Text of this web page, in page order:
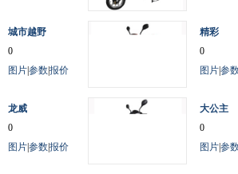
城市越野
0
图片参数报价
精彩
0
图片参
龙威
0
图片参数报价
大公主
0
图片参